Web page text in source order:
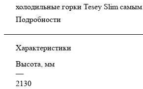
холодильные горки Tesey Slim самым
высокопроизводительным и при
решением в своем классе.
Подробности
Характеристики
Высота, мм
—
2130